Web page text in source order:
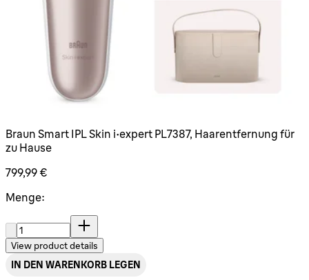
Braun Smart IPL Skin i·expert PL7387, Haarentfernung für
zu Hause
799,99 €
Menge:
Menge:
View product details
IN DEN WARENKORB LEGEN